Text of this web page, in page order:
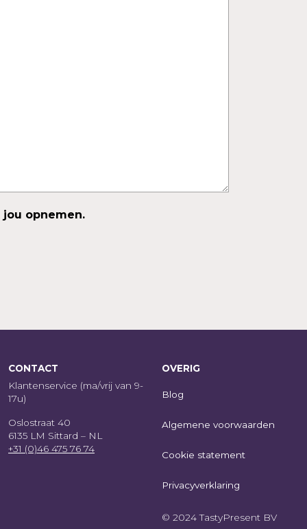
opnemen.
CONTACT
Klantenservice (ma/vrij van 9-
17u)
Oslostraat 40
6135 LM Sittard – NL
+31 (0)46 475 76 74
OVERIG
Blog
Algemene voorwaarden
Cookie statement
Privacyverklaring
© 2024 TastyPresent BV